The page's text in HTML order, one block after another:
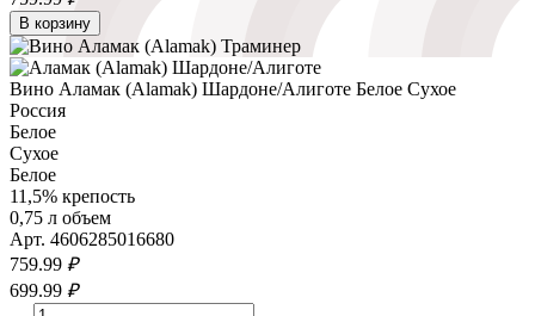
В корзину
Вино Аламак (Alamak) Шардоне/Алиготе Белое Сухое
Россия
Белое
Сухое
Белое
11,5% крепость
0,75 л объем
Арт. 4606285016680
759.99 ₽
699.99 ₽